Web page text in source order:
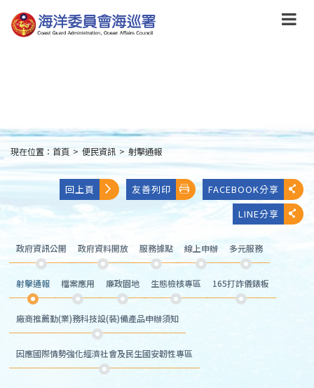
到
主
:::
現在位置： 首頁 > 便民資訊 > 射擊通報
回上頁 友善列印
FACEBOOK分享
LINE分享
政府資訊公開 政府資料開放 服務據點 線上申辦 多元服務
射擊通報 檔案應用 廉政園地 生態檢核專區 165打詐儀錶板
廠商推薦勤(業)務科技設(裝)備產品申辦須知
因應國際情勢強化經濟社會及民生國安韌性專區